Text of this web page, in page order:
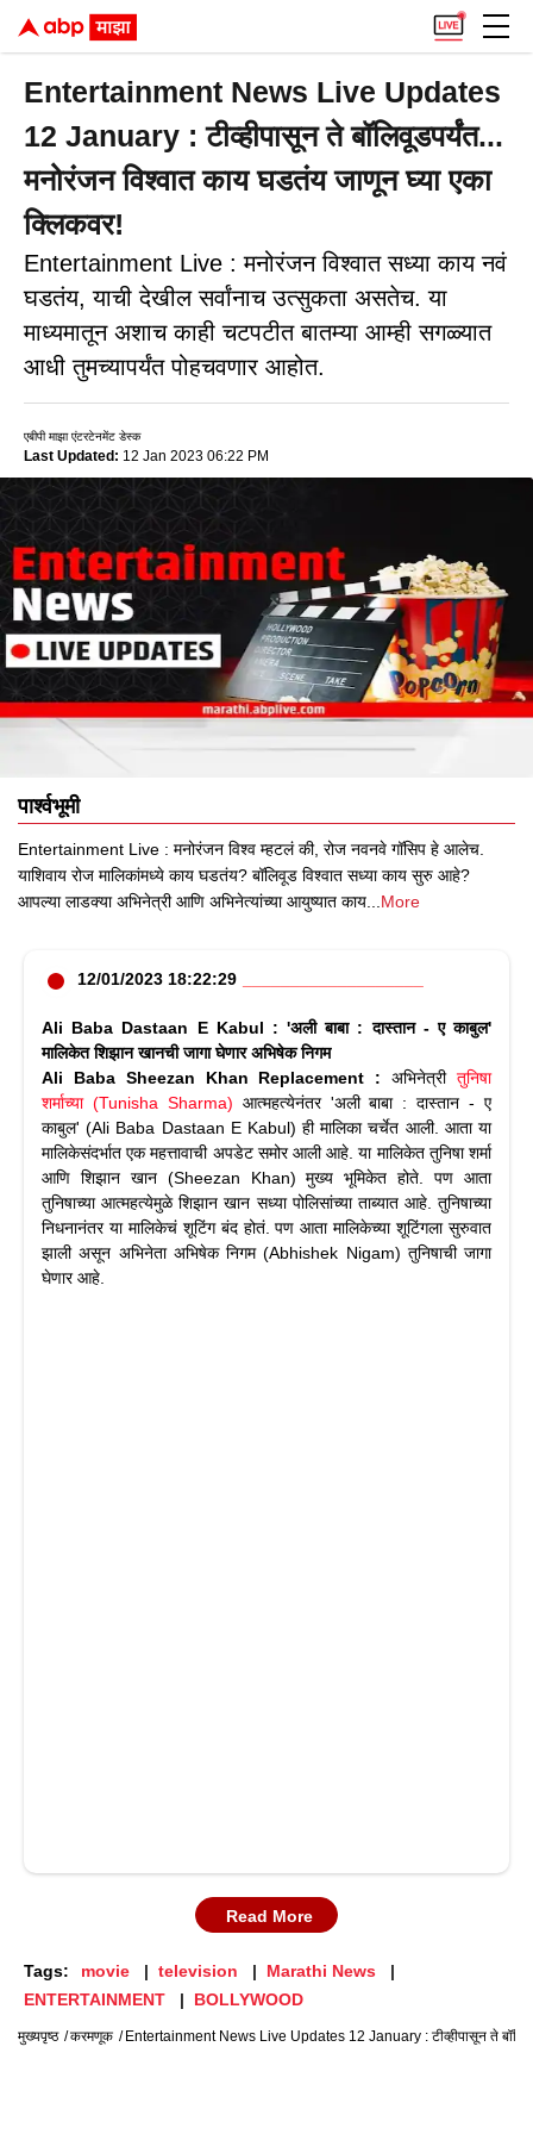
Entertainment News Live Updates
12 January : टीव्हीपासून ते बॉलिवूडपर्यंत...
मनोरंजन विश्वात काय घडतंय जाणून घ्या एका
क्लिकवर!
Entertainment Live : मनोरंजन विश्वात सध्या काय नवं
घडतंय, याची देखील सर्वांनाच उत्सुकता असतेच. या
माध्यमातून अशाच काही चटपटीत बातम्या आम्ही सगळ्यात
आधी तुमच्यापर्यंत पोहचवणार आहोत.
एबीपी माझा एंटरटेनमेंट डेस्क
Last Updated: 12 Jan 2023 06:22 PM
पार्श्वभूमी
Entertainment Live : मनोरंजन विश्व म्हटलं की, रोज नवनवे गॉसिप हे आलेच.
याशिवाय रोज मालिकांमध्ये काय घडतंय? बॉलिवूड विश्वात सध्या काय सुरु आहे?
आपल्या लाडक्या अभिनेत्री आणि अभिनेत्यांच्या आयुष्यात काय
More
12/01/2023 18:22:29
Ali Baba Dastaan E Kabul : 'अली बाबा : दास्तान - ए काबुल'
मालिकेत शिझान खानची जागा घेणार अभिषेक निगम
Ali Baba Sheezan Khan Replacement : अभिनेत्रीतुनिषा
शर्माच्या (Tunisha Sharma) आत्महत्येनंतर 'अली बाबा : दास्तान - ए
काबुल' (Ali Baba Dastaan E Kabul) ही मालिका चर्चेत आली. आता या
मालिकेसंदर्भात एक महत्तावाची अपडेट समोर आली आहे. या मालिकेत तुनिषा शर्मा
आणि शिझान खान (Sheezan Khan) मुख्य भूमिकेत होते. पण आता
तुनिषाच्या आत्महत्येमुळे शिझान खान सध्या पोलिसांच्या ताब्यात आहे. तुनिषाच्या
निधनानंतर या मालिकेचं शूटिंग बंद होतं. पण आता मालिकेच्या शूटिंगला सुरुवात
झाली असून अभिनेता अभिषेक निगम (Abhishek Nigam) तुनिषाची जागा
घेणार आहे.
Read More
Tags: movie television
Marathi News
ENTERTAINMENT
BOLLYWOOD
मुख्यपृष्ठ करमणूक Entertainment News Live Updates 12 January : टीव्हीपासून ते